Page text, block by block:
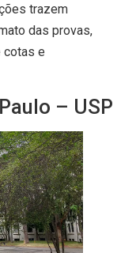
trazem
das provas,
cotas e
– USP